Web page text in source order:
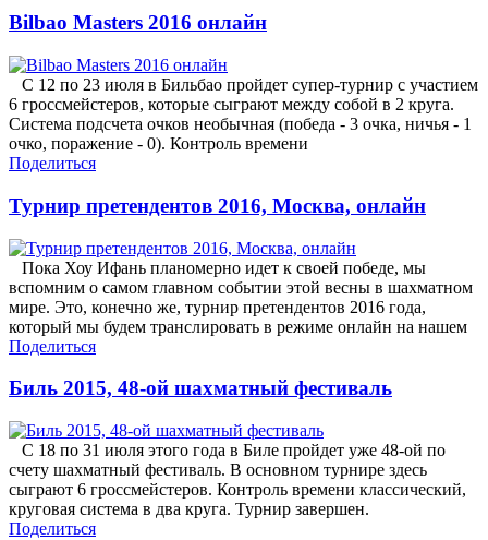
Bilbao Masters 2016 онлайн
С 12 по 23 июля в Бильбао пройдет супер-турнир с участием
6 гроссмейстеров, которые сыграют между собой в 2 круга.
Система подсчета очков необычная (победа - 3 очка, ничья - 1
очко, поражение - 0). Контроль времени
Поделиться
Турнир претендентов 2016, Москва, онлайн
Пока Хоу Ифань планомерно идет к своей победе, мы
вспомним о самом главном событии этой весны в шахматном
мире. Это, конечно же, турнир претендентов 2016 года,
который мы будем транслировать в режиме онлайн на нашем
Поделиться
Биль 2015, 48-ой шахматный фестиваль
С 18 по 31 июля этого года в Биле пройдет уже 48-ой по
счету шахматный фестиваль. В основном турнире здесь
сыграют 6 гроссмейстеров. Контроль времени классический,
круговая система в два круга. Турнир завершен.
Поделиться